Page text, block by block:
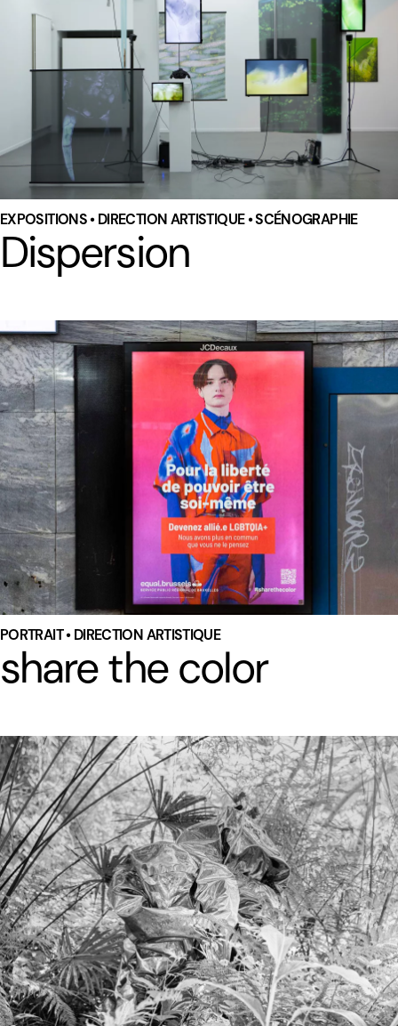
EXPOSITIONS • DIRECTION ARTISTIQUE • SCÉNOGRAPHIE
Dispersion
PORTRAIT • DIRECTION ARTISTIQUE
share the color